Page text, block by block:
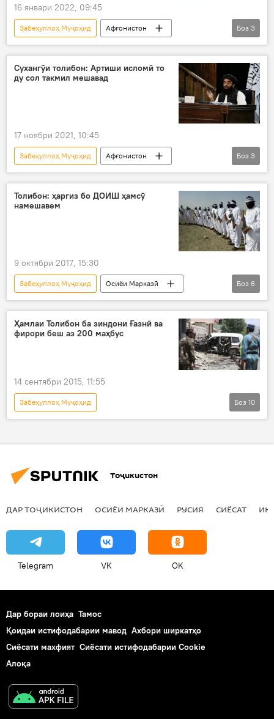
16 январи 2022, 09:45
Забеҳуллоҳ Муҷоҳид
Афғонистон
Толибон
Осиёи Марказӣ низом
Боз 3
Сухангӯи толибон: Артиши исломӣ то
ду сол такмил мешавад
17 ноябри 2021, 10:45
Забеҳуллоҳ Муҷоҳид
Афғонистон
Толибон
ташкил артиш
Боз 3
Толибон: ҳаргиз бо ДОИШ ҳамсӯ
намешавем
9 октябри 2017, 15:30
Забеҳуллоҳ Муҷоҳид
Осиёи Марказӣ
Ҳамаи хабарҳо
Амният ва мудофиа
Толибон
ДОИШ
ҷанги Толибону ДОИШ
Боз 6
Ҳамлаи Толибон ба зиндони Ғазнӣ ва
фирори беш аз 200 маҳбус
14 сентябри 2015, 11:55
Забеҳуллоҳ Муҷоҳид
Рӯйдод, ҷиноят ва ҳолатҳои фавқулода
Афғонистон
Ғазнӣ
фирори беш аз 200 маҳбус
ҳуҷуми тундравҳо ба зиндони Ғазнӣ
Боз 10
Тоҷикистон
ДАР ТОҶИКИСТОН ОСИЁИ МАРКАЗӢ РУСИЯ СИЁСАТ
Telegram VK OK
Дар бораи лоиҳа Тамос
Қоидаи истифодабарии мавод Ахбори ширкатҳо
Сиёсати махфият Сиёсати истифодабарии Cookie
Алоқа